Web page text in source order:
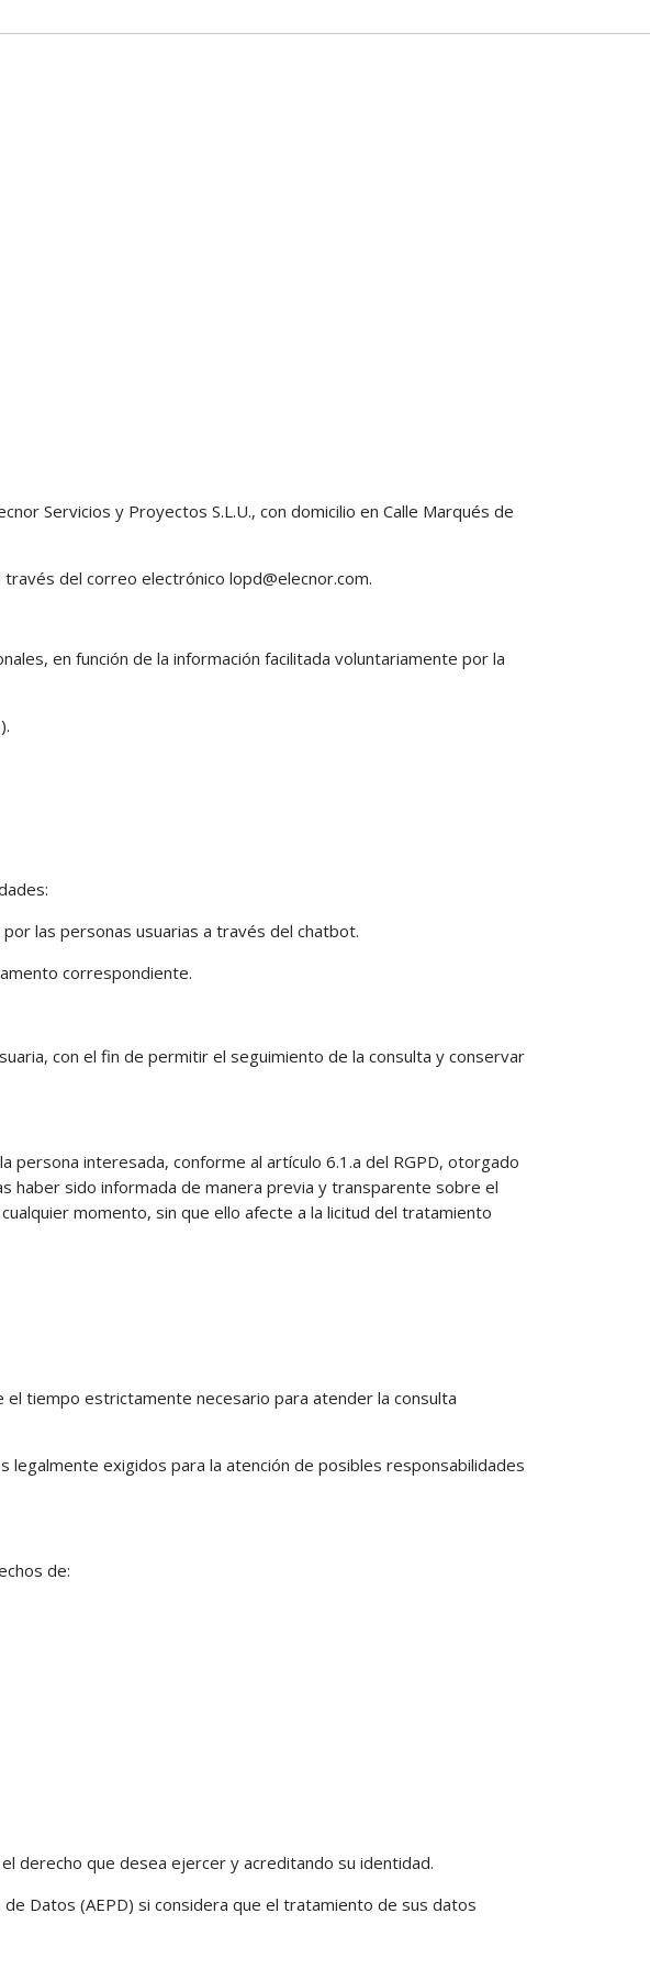
Servicios y Proyectos S.L.U., con domicilio en Calle Marqués de
del correo electrónico lopd@elecnor.com.
en función de la información facilitada voluntariamente por la
las personas usuarias a través del chatbot.
correspondiente.
con el fin de permitir el seguimiento de la consulta y conservar
interesada, conforme al artículo 6.1.a del RGPD, otorgado
haber sido informada de manera previa y transparente sobre el
momento, sin que ello afecte a la licitud del tratamiento
tiempo estrictamente necesario para atender la consulta
exigidos para la atención de posibles responsabilidades
de:
derecho que desea ejercer y acreditando su identidad.
Datos (AEPD) si considera que el tratamiento de sus datos